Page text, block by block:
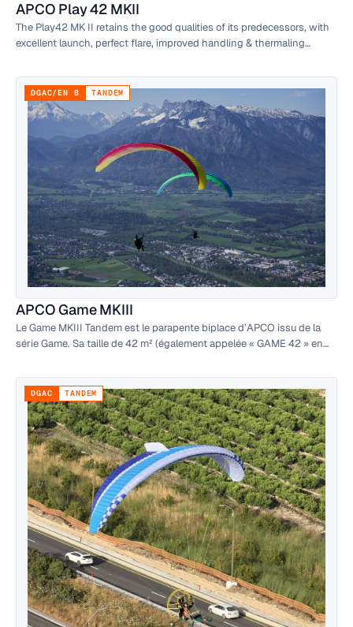
APCO Play 42 MKII
The Play42 MK II retains the good qualities of its predecessors, with
excellent launch, perfect flare, improved handling & thermaling
DGAC/EN B TANDEM
APCO Game MKIII
Le Game MKIII Tandem est le parapente biplace d’APCO issu de la
série Game. Sa taille de 42 m² (également appelée « GAME 42 » en
DGAC TANDEM